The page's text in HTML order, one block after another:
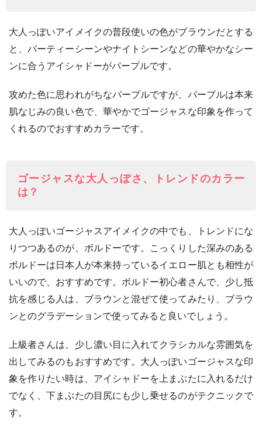
大人っぽいアイメイクの普段使いの色がブラウンだとする
と、パーティーシーンやナイトシーンなどの華やかなシー
ンに合うアイシャドーがパープルです。
攻めた色に思われがちなパープルですが、パープルは本来
肌なじみの良い色で、華やかでゴージャスな印象を作って
くれるのでおすすめカラーです。
ゴージャスな大人っぽさ、トレンドのカラー
は？
大人っぽいゴージャスアイメイクの中でも、トレンドにな
りつつあるのが、ボルドーです。こっくりした深みのある
ボルドーは日本人が本来持っているイエロー肌とも相性が
いいので、おすすめです。ボルドー初心者さんで、少し抵
抗を感じる人は、ブラウンと混ぜて使ってみたり、ブラウ
ンとのグラデーションで使ってみると良いでしょう。
上級者さんは、少し濃い目に入れてクラシカルな雰囲気を
出してみるのもおすすめです。大人っぽいゴージャスな印
象を作りたい時は、アイシャドーを上まぶたに入れるだけ
でなく、下まぶたの目尻にも少し乗せるのがテクニックで
す。